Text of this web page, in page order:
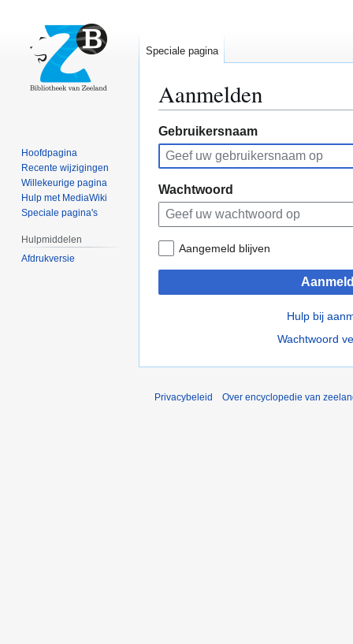
Aanmelden
Naar
navigatie
springen
Naar
zoeken
springen
Gebruikersnaam
Wachtwoord
Aangemeld blijven
Hulp bij
Wachtwoord
Speciale pagina
Hoofdpagina
Recente wijzigingen
Willekeurige pagina
Hulp met MediaWiki
Speciale pagina's
Hulpmiddelen
Afdrukversie
Privacybeleid Over encyclopedie van